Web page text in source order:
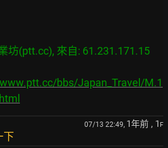
坊(ptt.cc), 來自: 61.231.171.15
bbs/Japan_Travel/M.1
07/13 22:49, 1年前 , 1 F
下